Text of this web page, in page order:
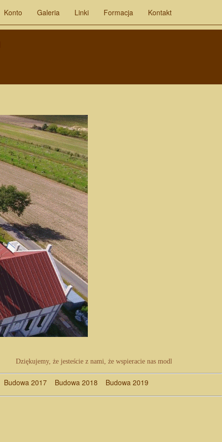
Konto Galeria Linki Formacja Kontakt
Dziękujemy, że jesteście z nami, że wspieracie nas modlitwą i ofiarą
Budowa 2017 Budowa 2018 Budowa 2019